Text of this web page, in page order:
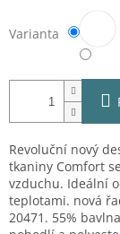
Varianta
Revoluční nový
tkaniny Comfort
vzduchu. Ideální
teplotami. nová
20471. 55%